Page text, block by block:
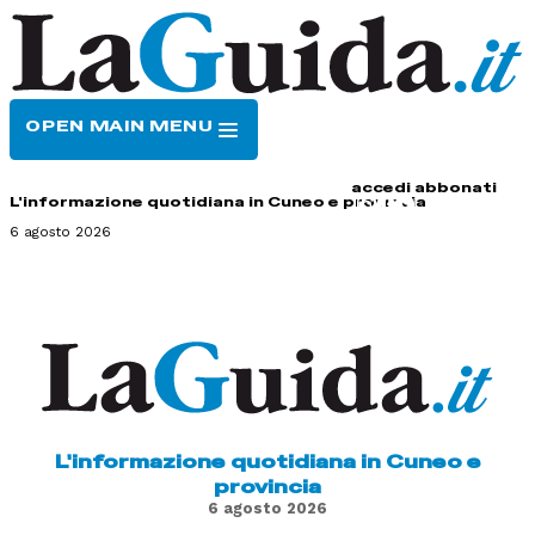
OPEN MAIN MENU
accedi abbonati
L'informazione quotidiana in Cuneo e provincia
6 agosto 2026
L'informazione quotidiana in Cuneo e
provincia
6 agosto 2026